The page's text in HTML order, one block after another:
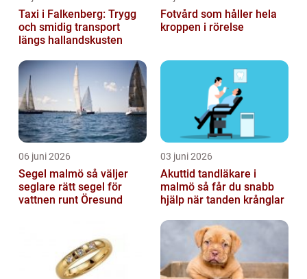
Taxi i Falkenberg: Trygg
och smidig transport
längs hallandskusten
Fotvård som håller hela
kroppen i rörelse
06 juni 2026
Segel malmö så väljer
seglare rätt segel för
vattnen runt Öresund
03 juni 2026
Akuttid tandläkare i
malmö så får du snabb
hjälp när tanden krånglar